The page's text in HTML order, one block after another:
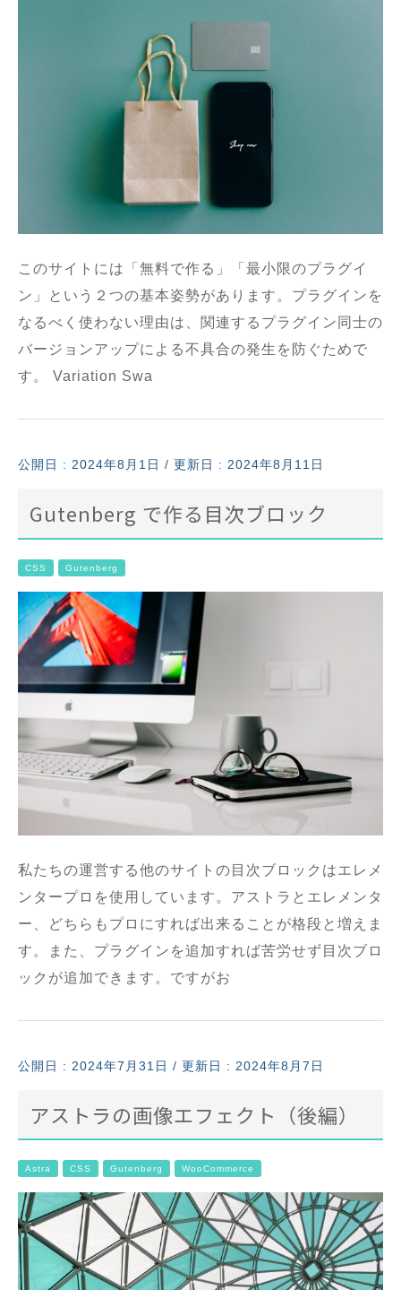
このサイトには「無料で作る」「最小限のプラグイ
ン」という２つの基本姿勢があります。プラグインを
なるべく使わない理由は、関連するプラグイン同士の
バージョンアップによる不具合の発生を防ぐためで
す。 Variation Swa
公開日 : 2024年8月1日 / 更新日 : 2024年8月11日
Gutenberg で作る目次ブロック
CSS Gutenberg
私たちの運営する他のサイトの目次ブロックはエレメ
ンタープロを使用しています。アストラとエレメンタ
ー、どちらもプロにすれば出来ることが格段と増えま
す。また、プラグインを追加すれば苦労せず目次ブロ
ックが追加できます。ですがお
公開日 : 2024年7月31日 / 更新日 : 2024年8月7日
アストラの画像エフェクト（後編）
Astra CSS Gutenberg WooCommerce